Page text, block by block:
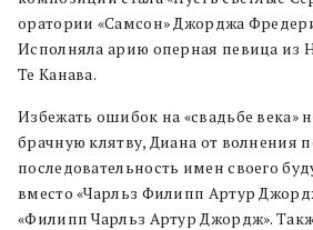
оратории «Самсон» Джорджа
Исполняла арию оперная певица из
Те Канава.
Избежать ошибок на «свадьбе века»
брачную клятву, Диана от волнения
последовательность имен своего
вместо «Чарльз Филипп Артур
«Филипп Чарльз Артур Джордж».